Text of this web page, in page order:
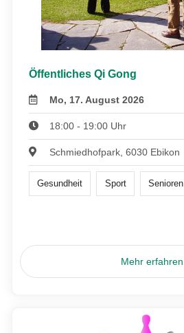
Öffentliches Qi Gong
Mo, 17. August 2026
18:00 - 19:00 Uhr
Schmiedhofpark, 6030 Ebikon
Gesundheit Sport Senioren
Mehr erfahren